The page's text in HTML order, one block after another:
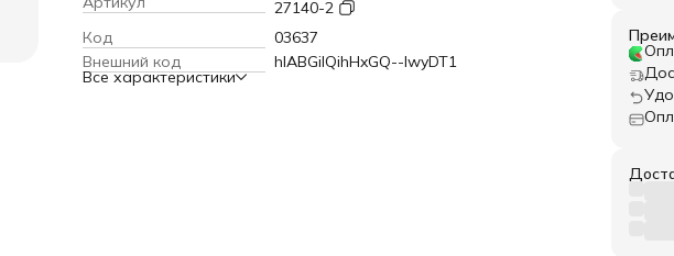
27140-2
Код
03637
Внешний код
hlABGiIQihHxGQ--lwyDT1
Все характеристики